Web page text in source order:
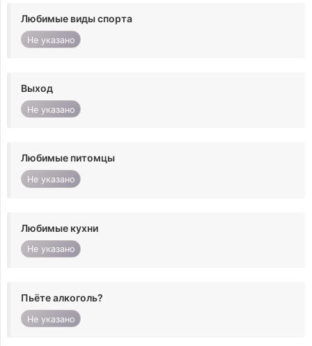
Любимые виды спорта
Не указано
Выход
Не указано
Любимые питомцы
Не указано
Любимые кухни
Не указано
Пьёте алкоголь?
Не указано